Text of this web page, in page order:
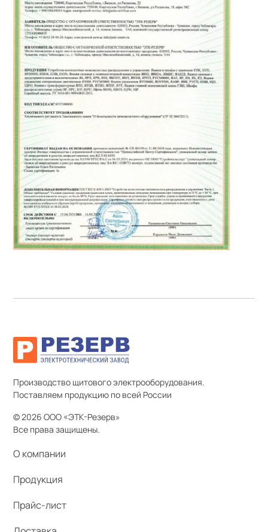
Производство щитового электрооборудования.
Поставляем продукцию по всей России
© 2026 ООО «ЭТК-Резерв»
Все права защищены.
О компании
Продукция
Прайс-лист